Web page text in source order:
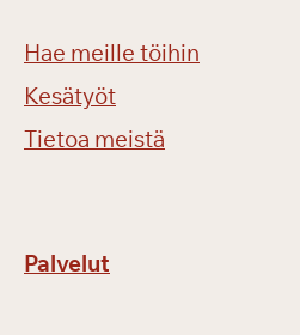
Hae meille töihin
Kesätyöt
Tietoa meistä
Palvelut